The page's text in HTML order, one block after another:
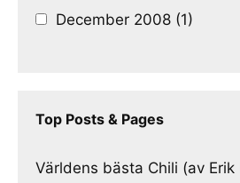
December 2008 (1)
Top Posts & Pages
Världens bästa Chili (av